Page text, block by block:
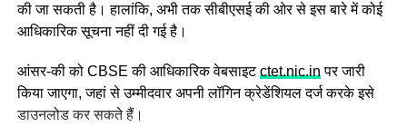
की जा सकती है। हालांकि, अभी तक सीबीएसई की ओर से इस बारे में कोई
आधिकारिक सूचना नहीं दी गई है।
आंसर-की को CBSE की आधिकारिक वेबसाइटctet.nic.in पर जारी
किया जाएगा, जहां से उम्मीदवार अपनी लॉगिन क्रेडेंशियल दर्ज करके इसे
डाउनलोड कर सकते हैं।